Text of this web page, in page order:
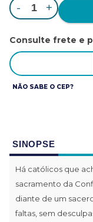
- +
Consulte frete e
NÃO SABE O CEP?
SINOPSE
Há católicos que
sacramento da
diante de um
faltas, sem